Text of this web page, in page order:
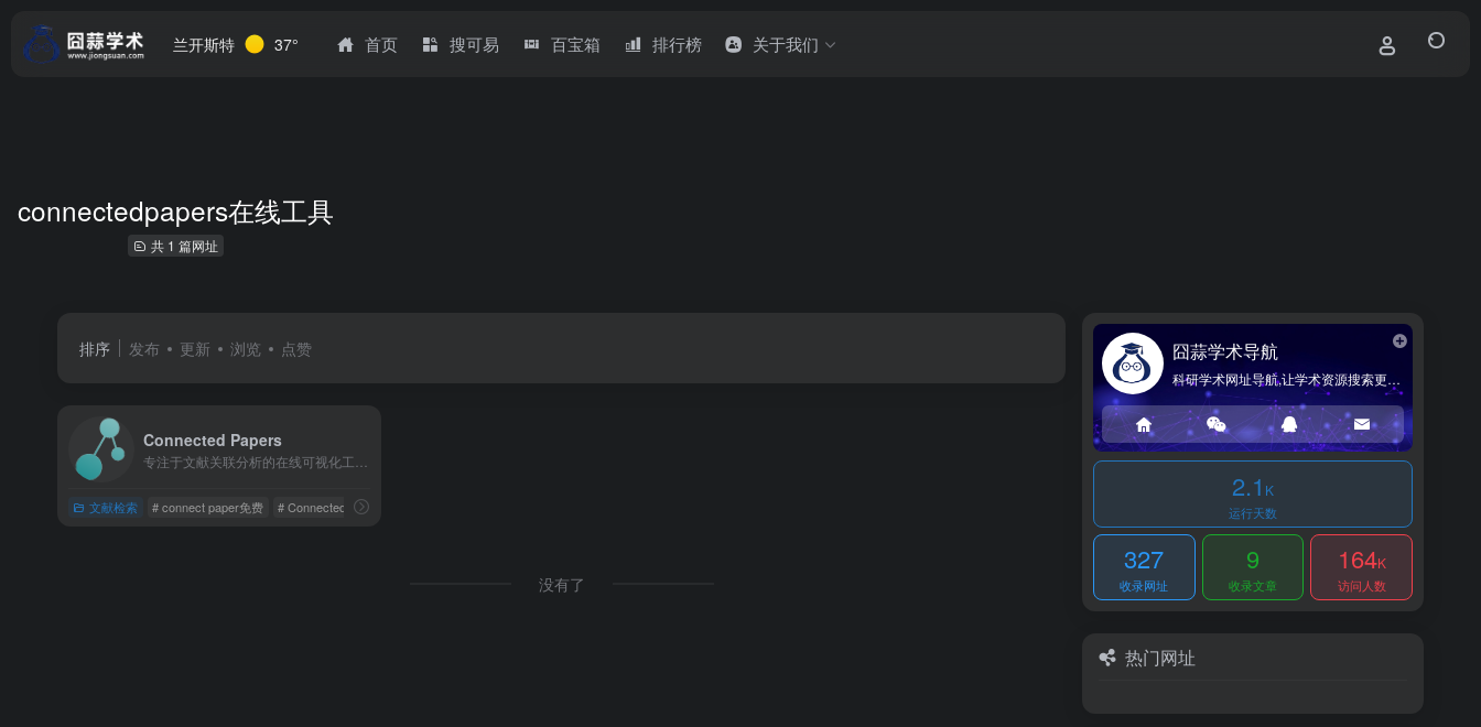
兰开斯特 37° 首页 搜可易 百宝箱 排行榜 关于我们
connectedpapers在线工具
共 1 篇网址
排序 发布 更新 浏览 点赞
Connected Papers
文献检索 # connect paper免费 # Connected Papers
没有了
囧蒜学术导航
科研学术网址导航,让学术资源搜索更简单!
2.1 K
运行天数
327
收录网址
9
收录文章
164K
访问人数
热门网址